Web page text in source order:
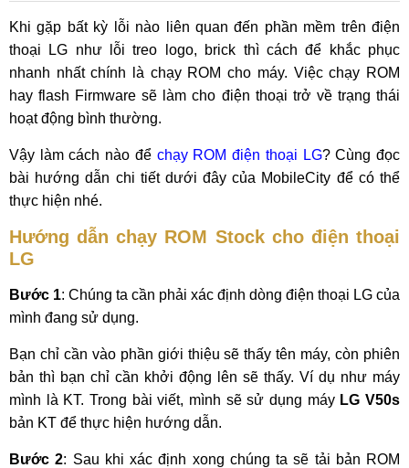
Khi gặp bất kỳ lỗi nào liên quan đến phần mềm trên điện
thoại LG như lỗi treo logo, brick thì cách để khắc phục
nhanh nhất chính là chạy ROM cho máy. Việc chạy ROM
hay flash Firmware sẽ làm cho điện thoại trở về trạng thái
hoạt động bình thường.
Vậy làm cách nào để chạy ROM điện thoại LG? Cùng đọc
bài hướng dẫn chi tiết dưới đây của MobileCity để có thể
thực hiện nhé.
Hướng dẫn chạy ROM Stock cho điện thoại
LG
Bước 1: Chúng ta cần phải xác định dòng điện thoại LG của
mình đang sử dụng.
Bạn chỉ cần vào phần giới thiệu sẽ thấy tên máy, còn phiên
bản thì bạn chỉ cần khởi động lên sẽ thấy. Ví dụ như máy
mình là KT. Trong bài viết, mình sẽ sử dụng máy LG V50s
bản KT để thực hiện hướng dẫn.
Bước 2: Sau khi xác định xong chúng ta sẽ tải bản ROM